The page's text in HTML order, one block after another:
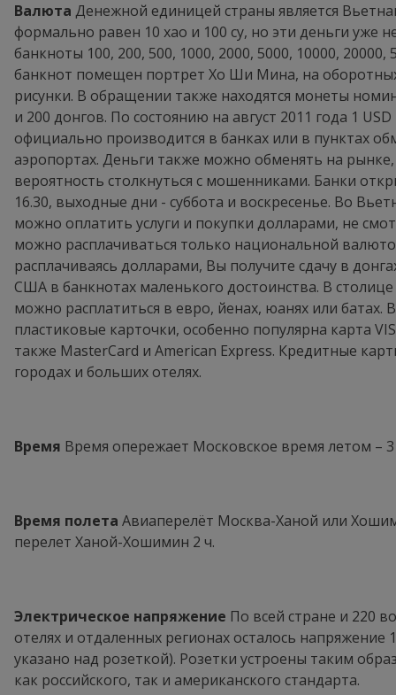
Валюта Денежной единицей страны является
формально равен 10 хао и 100 су, но эти деньги уже
банкноты 100, 200, 500, 1000, 2000, 5000, 10000,
банкнот помещен портрет Хо Ши Мина, на
рисунки. В обращении также находятся монеты
и 200 донгов. По состоянию на август 2011 года 1
официально производится в банках или в пунктах
аэропортах. Деньги также можно обменять на
вероятность столкнуться с мошенниками. Банки
16.30, выходные дни - суббота и воскресенье. Во
можно оплатить услуги и покупки долларами, не
можно расплачиваться только национальной
расплачиваясь долларами, Вы получите сдачу в
США в банкнотах маленького достоинства. В
можно расплатиться в евро, йенах, юанях или батах.
пластиковые карточки, особенно популярна карта
также MasterCard и American Express. Кредитные
городах и больших отелях.
Время Время опережает Московское время летом – 3
Время полета Авиаперелёт Москва-Ханой или
перелет Ханой-Хошимин 2 ч.
Электрическое напряжение По всей стране и 220
отелях и отдаленных регионах осталось напряжение
указано над розеткой). Розетки устроены таким
как российского, так и американского стандарта.